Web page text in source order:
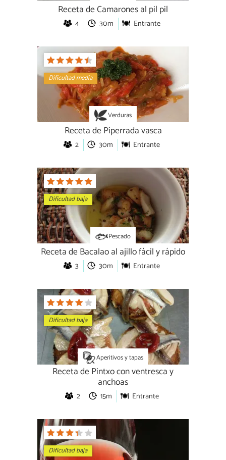
Receta de Camarones al pil pil
4 30m Entrante
Dificultad media
Verduras
Receta de Piperrada vasca
2 30m Entrante
Dificultad baja
Pescado
Receta de Bacalao al ajillo fácil y rápido
3 30m Entrante
Dificultad baja
Aperitivos y tapas
Receta de Pintxo con ventresca y
anchoas
2 15m Entrante
Dificultad baja